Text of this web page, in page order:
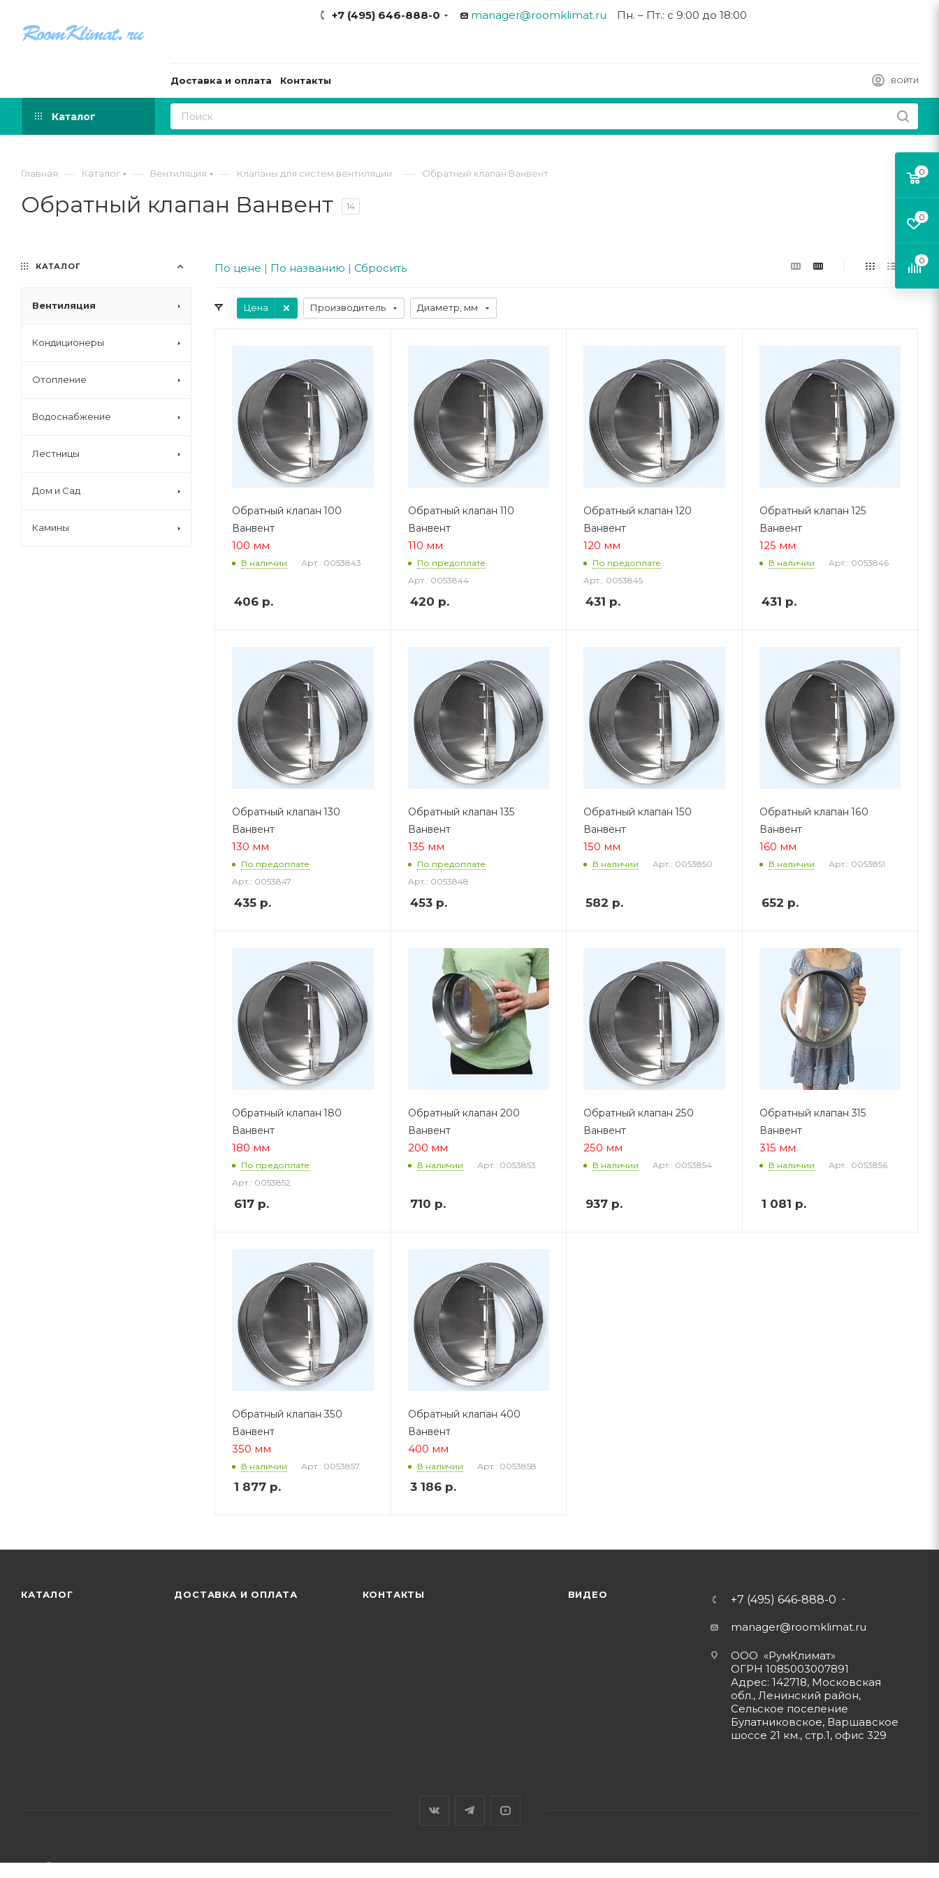
+7 (495) 646-888-0 manager@roomklimat.ru Пн. – Пт.: с 9:00 до 18:00
ВОЙТИ
Доставка и оплата Контакты
Каталог
Главная — Каталог — Вентиляция — Клапаны для систем вентиляции — Обратный клапан Ванвент
Обратный клапан Ванвент 14
По цене | По названию | Сбросить
Цена Производитель Диаметр, мм
Обратный клапан 100
Ванвент
100 мм
В наличии Арт.: 0053843
406 р.
Обратный клапан 110
Ванвент
110 мм
По предоплате
Арт.: 0053844
420 р.
Обратный клапан 120
Ванвент
120 мм
По предоплате
Арт.: 0053845
431 р.
Обратный клапан 125
Ванвент
125 мм
В наличии Арт.: 0053846
431 р.
Обратный клапан 130
Ванвент
130 мм
По предоплате
Арт.: 0053847
435 р.
Обратный клапан 135
Ванвент
135 мм
По предоплате
Арт.: 0053848
453р.
Обратный клапан 150
Ванвент
150 мм
В наличии Арт.: 0053850
582 р.
Обратный клапан 160
Ванвент
160 мм
В наличии Арт.: 0053851
652 р.
Обратный клапан 180
Ванвент
180 мм
По предоплате
Арт.: 0053852
617 р.
Обратный клапан 200
Ванвент
200 мм
В наличии Арт.: 0053853
710 р.
Обратный клапан 250
Ванвент
250 мм
В наличии Арт.: 0053854
937 р.
Обратный клапан 315
Ванвент
315 мм
В наличии Арт.: 0053856
1 081 р.
Обратный клапан 350
Ванвент
350 мм
В наличии Арт.: 0053857
1 877 р.
Обратный клапан 400
Ванвент
400 мм
В наличии Арт.: 0053858
3 186р.
КАТАЛОГ
Вентиляция
Кондиционеры
Отопление
Водоснабжение
Лестницы
Дом и Сад
Камины
КАТАЛОГ ДОСТАВКА И ОПЛАТА КОНТАКТЫ ВИДЕО +7 (495) 646-888-0
manager@roomklimat.ru
ООО «РумКлимат»
ОГРН 1085003007891
Адрес: 142718, Московская
обл., Ленинский район,
Сельское поселение
Булатниковское, Варшавское
шоссе 21 км., стр.1, офис 329
2026 © ООО "РумКлимат"
0
0
0